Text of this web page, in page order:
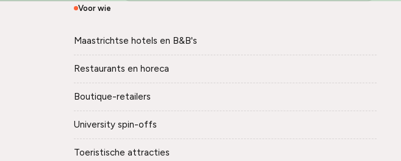
Voor wie
Maastrichtse hotels en B&B's
Restaurants en horeca
Boutique-retailers
University spin-offs
Toeristische attracties